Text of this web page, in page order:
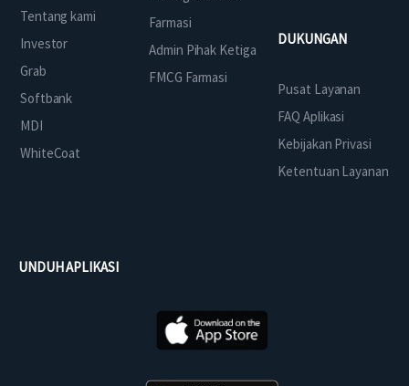
Tentang kami
Investor
Grab
Softbank
MDI
WhiteCoat
Farmasi
Admin Pihak Ketiga
FMCG Farmasi
DUKUNGAN
Pusat Layanan
FAQ Aplikasi
Kebijakan Privasi
Ketentuan Layanan
UNDUH APLIKASI